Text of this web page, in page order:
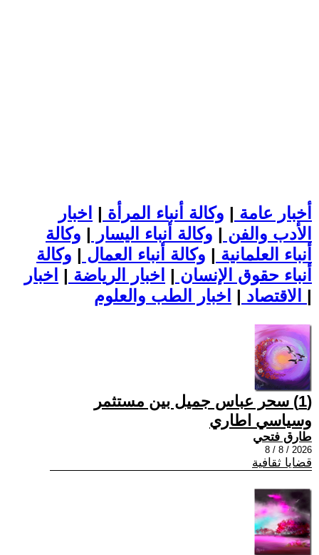
أخبار عامة | وكالة أنباء المرأة | اخبار
الأدب والفن | وكالة أنباء اليسار | وكالة
أنباء العلمانية | وكالة أنباء العمال | وكالة
أنباء حقوق الإنسان | اخبار الرياضة | اخبار
الاقتصاد | |
(1) سحر عباس جميل بين مستثمر
وسياسي اطاري
طارق فتحي
2026 / 8 / 8
قضايا ثقافية